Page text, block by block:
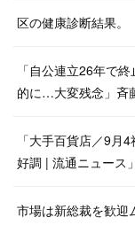
区の健康診断結果。
「自公連立26年で
的に…大変残念」斉
「大手百貨店／9月
好調 | 流通ニュース」
市場は新総裁を歓迎